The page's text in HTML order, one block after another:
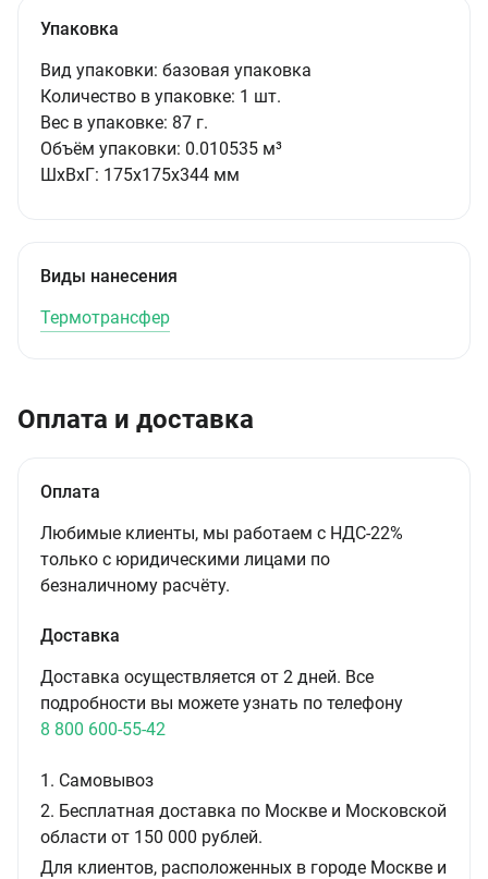
Упаковка
Вид упаковки: базовая упаковка
Количество в упаковке: 1 шт.
Вес в упаковке: 87 г.
Объём упаковки: 0.010535 м³
ШxВxГ: 175x175x344 мм
Виды нанесения
Термотрансфер
Оплата и доставка
Оплата
Любимые клиенты, мы работаем с НДС-22%
только с юридическими лицами по
безналичному расчёту.
Доставка
Доставка осуществляется от 2 дней. Все
подробности вы можете узнать по телефону
8 800 600-55-42
1. Самовывоз
2. Бесплатная доставка по Москве и Московской
области от 150 000 рублей.
Для клиентов, расположенных в городе Москве и